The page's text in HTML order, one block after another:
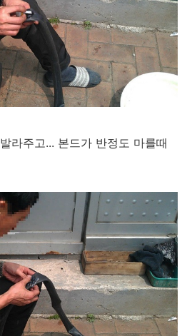
라주고... 본드가 반정도 마를때